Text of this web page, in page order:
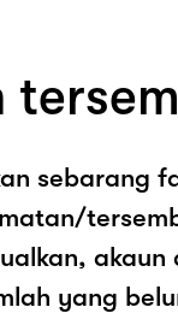
sebarang
akaun
yang